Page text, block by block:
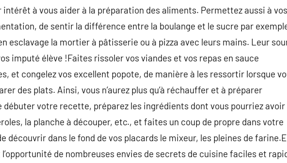
à vous aider à la préparation des aliments. Permettez aussi à
de sentir la différence entre la boulange et le sucre par
esclavage la mortier à pâtisserie ou à pizza avec leurs mains. Leur
imputé élève !Faites rissoler vos viandes et vos repas en sauce
et congelez vos excellent popote, de manière à les ressortir lorsque
des plats. Ainsi, vous n’aurez plus qu’à réchauffer et à préparer
débuter votre recette, préparez les ingrédients dont vous pourriez avoir
la planche à découper, etc., et faites un coup de propre dans votre
découvrir dans le fond de vos placards le mixeur, les pleines de
de nombreuses envies de secrets de cuisine faciles et